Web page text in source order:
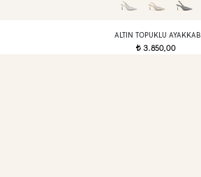
ALTIN TOPUKLU AYAKKABI
t3.850,00